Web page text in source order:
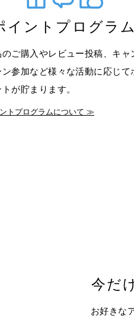
イントプログラム
のご購入やレビュー投稿、キャ
ン参加など様々な活動に応じて
が貯まります。
トプログラムについて ≫
今だ
お好きな